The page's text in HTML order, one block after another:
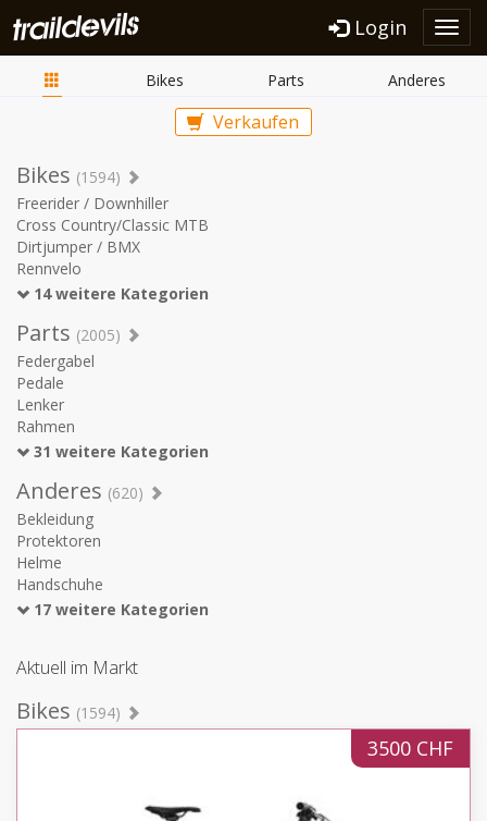
Login
Bikes Parts Anderes
Verkaufen
Bikes (1594)
Freerider / Downhiller
Cross Country/Classic MTB
Dirtjumper / BMX
Rennvelo
14 weitere Kategorien
Parts (2005)
Federgabel
Pedale
Lenker
Rahmen
31 weitere Kategorien
Anderes (620)
Bekleidung
Protektoren
Helme
Handschuhe
17 weitere Kategorien
Aktuell im Markt
Bikes (1594)
3500 CHF